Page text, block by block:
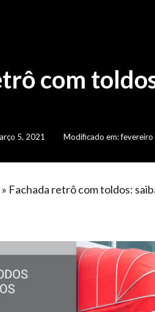
com
5, 2021 Modificado em:
» Fachada retrô com toldos: